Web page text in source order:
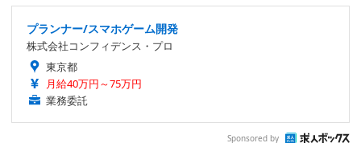
プランナー/スマホゲーム開発
株式会社コンフィデンス・プロ
東京都
月給40万円～75万円
業務委託
Sponsored by